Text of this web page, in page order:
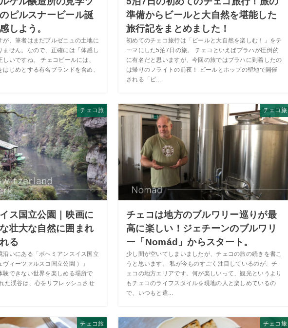
ピルスナービール誕
しよう。
が、筆者はまだプルゼニュの土地に
ません。なので、正確には「体感し
いですね。 チェコビールには、
はじめとする有名ブランドを含め、
準備からビールと大自然を堪能した
旅行記をまとめました！
初めてのチェコ旅行は「ビールと大自然を楽しむ！」をテ
ーマにした5泊7日の旅。 チェコといえばプラハが圧倒的
に有名だと思いますが、今回の旅ではプラハに到着したの
は帰りのフライトの前夜！ ビールとホップの聖地で開催
される「ビ...
チェコ旅
ス国立公園｜映画に
壮大な自然に囲まれ
る
沿いにある「ボヘミアンスイス国立
ィーツァルスコ国立公園 ）」
験できない世界を楽しめる場所で
た渓谷は、心をリフレッシュさせ
チェコ旅
チェコは地方のブルワリー巡りが最
高に楽しい！ジェチーンのブルワリ
ー「Nomád」からスタート。
少し間が空いてしまいましたが、チェコの旅の続きを書こ
うと思います。 私が今ものすごく注目しているのが、チ
ェコの地方エリアです。何が楽しいって、観光というより
もチェコのライフスタイルを現地の人と楽しめているの
で、いつもと違...
チェコ旅 チェコ旅